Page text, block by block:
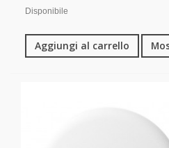
Disponibile
Aggiungi al carrello